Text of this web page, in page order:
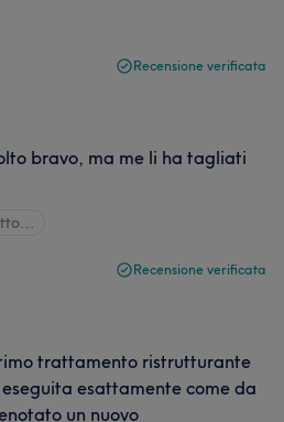
Recensione verificata
bravo, ma me li ha tagliati
Recensione verificata
trattamento ristrutturante
esattamente come da
un nuovo